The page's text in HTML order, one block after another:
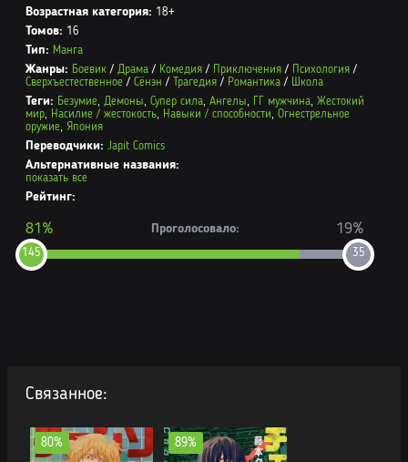
Возрастная категория: 18+
Томов: 16
Тип: Манга
Жанры: Боевик / Драма / Комедия / Приключения / Психология /
Сверхъестественное / Сёнэн / Трагедия / Романтика / Школа
Теги: Безумие, Демоны, Супер сила, Ангелы, ГГ мужчина, Жестокий
мир, Насилие / жестокость, Навыки / способности, Огнестрельное
оружие, Япония
Переводчики: Japit Comics
Альтернативные названия:
показать все
Рейтинг:
145
81% Проголосовало:
35
19%
Связанное:
80% 89%